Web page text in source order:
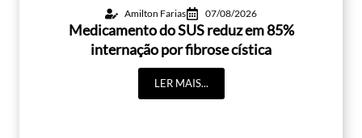
Amilton Farias 07/08/2026
Medicamento do SUS reduz em 85%
internação por fibrose cística
LER MAIS...